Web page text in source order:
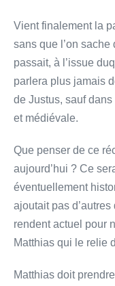
Vient finalement la
sans que l’on sache
passait, à l’issue
parlera plus jamais
de Justus, sauf
et médiévale.
Que penser de ce
aujourd’hui ? Ce
éventuellement
ajoutait pas
rendent actuel pour
Matthias qui le relie
Matthias doit